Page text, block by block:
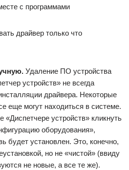
драйвер только что
Удаление ПО устройства
устройств» не всегда
драйвера. Некоторые
еще могут находиться в системе.
«Диспетчере устройств» кликнуть
оборудования»,
будет установлен. Это, конечно,
но не «чистой» (ввиду
не новые, а все те же).